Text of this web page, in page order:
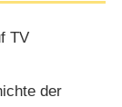
TV
der